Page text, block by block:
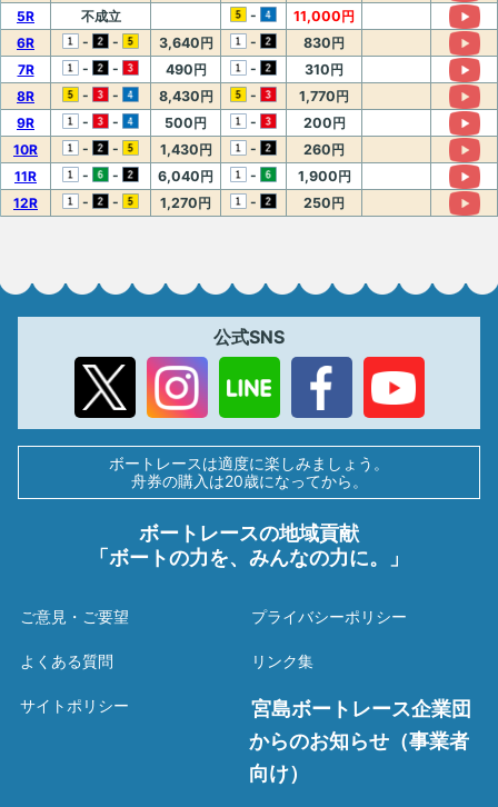
5R
不成立 -
11,000円
6R
- - 3,640円 -
830円
7R
- - 490円 -
310円
8R
- - 8,430円 -
1,770円
9R
- - 500円 -
200円
10R
- - 1,430円 -
260円
11R
- - 6,040円 -
1,900円
12R
- - 1,270円 - 250円
公式SNS
ボートレースは適度に楽しみましょう。
舟券の購入は20歳になってから。
ボートレースの地域貢献
「ボートの力を、みんなの力に。」
ご意見・ご要望
よくある質問
サイトポリシー
プライバシーポリシー
リンク集
宮島ボートレース企業団
からのお知らせ（事業者
向け）